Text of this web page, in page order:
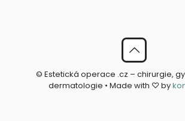
© Estetická operace .cz – chirurgie,
dermatologie • Made with ♡ by